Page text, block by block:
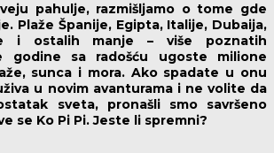
pahulje, razmišljamo o tome gde
Plaže Španije, Egipta, Italije, Dubaija,
i ostalih manje – više poznatih
godine sa radošću ugoste milione
sunca i mora. Ako spadate u onu
u novim avanturama i ne volite da
sveta, pronašli smo savršeno
se Ko Pi Pi. Jeste li spremni?